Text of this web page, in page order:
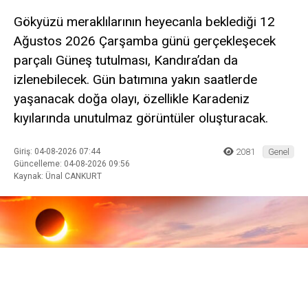
Gökyüzü meraklılarının heyecanla beklediği 12
Ağustos 2026 Çarşamba günü gerçekleşecek
parçalı Güneş tutulması, Kandıra’dan da
izlenebilecek. Gün batımına yakın saatlerde
yaşanacak doğa olayı, özellikle Karadeniz
kıyılarında unutulmaz görüntüler oluşturacak.
Giriş: 04-08-2026 07:44
Güncelleme: 04-08-2026 09:56
Kaynak: Ünal CANKURT
2081 Genel